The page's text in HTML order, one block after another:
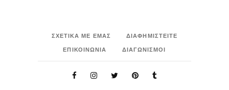
ΣΧΕΤΙΚΑ ΜΕ ΕΜΑΣ
ΔΙΑΦΗΜΙΣΤΕΙΤΕ
ΕΠΙΚΟΙΝΩΝΙΑ
ΔΙΑΓΩΝΙΣΜΟΙ